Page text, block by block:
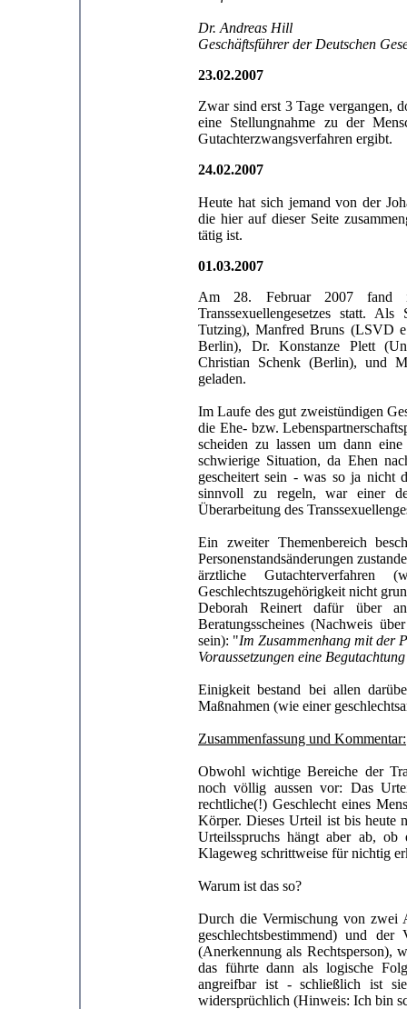
Dr. Andreas Hill
Geschäftsführer der Deutschen
23.02.2007
Zwar sind erst 3 Tage vergangen,
eine Stellungnahme zu der
Gutachterzwangsverfahren ergibt.
24.02.2007
Heute hat sich jemand von der
die hier auf dieser Seite
tätig ist.
01.03.2007
Am 28. Februar 2007 fand
Transsexuellengesetzes statt.
Tutzing), Manfred Bruns (LSVD
Berlin), Dr. Konstanze Plett
Christian Schenk (Berlin), und
geladen.
Im Laufe des gut zweistündigen
die Ehe- bzw.
scheiden zu lassen um dann
schwierige Situation, da Ehen
gescheitert sein - was so ja
sinnvoll zu regeln, war einer
Überarbeitung des
Ein zweiter Themenbereich
Personenstandsänderungen
ärztliche
Geschlechtszugehörigkeit nicht
Deborah Reinert dafür über
Beratungsscheines (Nachweis
sein): "Im Zusammenhang mit der
Voraussetzungen eine
Einigkeit bestand bei allen
Maßnahmen (wie einer
Zusammenfassung und Kommentar:
Obwohl wichtige Bereiche der
noch völlig aussen vor: Das
rechtliche(!) Geschlecht eines
Körper. Dieses Urteil ist bis heute
Urteilsspruchs hängt aber ab,
Klageweg schrittweise für nichtig
Warum ist das so?
Durch die Vermischung von zwei
geschlechtsbestimmend) und
(Anerkennung als Rechtsperson),
das führte dann als logische
angreifbar ist - schließlich ist
widersprüchlich (Hinweis: Ich bin